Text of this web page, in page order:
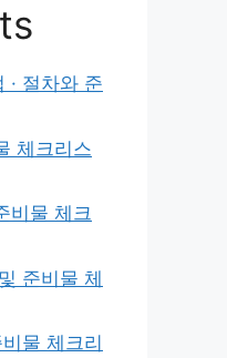
· 절차와 준
체크리스
비물 체크
준비물 체
물 체크리